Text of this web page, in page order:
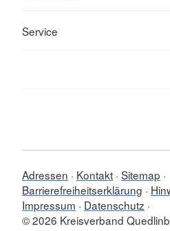
Service
Adressen Kontakt Sitemap
Barrierefreiheitserklärung
Impressum
Datenschutz
© 2026 Kreisverband